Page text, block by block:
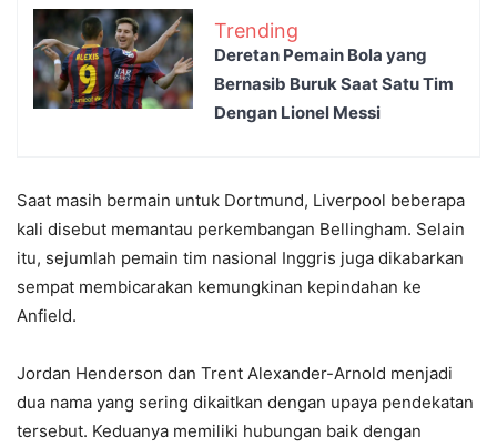
Trending
Deretan Pemain Bola yang
Bernasib Buruk Saat Satu Tim
Dengan Lionel Messi
Saat masih bermain untuk Dortmund, Liverpool beberapa
kali disebut memantau perkembangan Bellingham. Selain
itu, sejumlah pemain tim nasional Inggris juga dikabarkan
sempat membicarakan kemungkinan kepindahan ke
Anfield.
Jordan Henderson dan Trent Alexander-Arnold menjadi
dua nama yang sering dikaitkan dengan upaya pendekatan
tersebut. Keduanya memiliki hubungan baik dengan